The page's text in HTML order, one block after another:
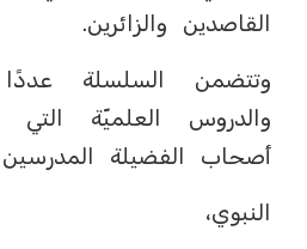
القاصدين والزائرين.
وتتضمن السلسلة
والدروس العلميّة
أصحاب الفضيلة
النبوي،